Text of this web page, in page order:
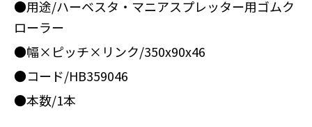
●用途/ハーベスタ・マニアスプレッター用ゴムク
ローラー
●幅×ピッチ×リンク/350x90x46
●コード/HB359046
●本数/1本